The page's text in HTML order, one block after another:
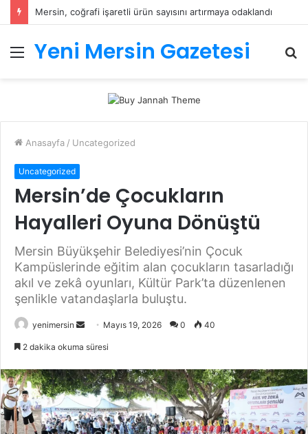
Mersin, coğrafi işaretli ürün sayısını artırmaya odaklandı
Menü
Yeni Mersin Gazetesi
Anasayfa / Uncategorized
Uncategorized
Mersin’de Çocukların
Hayalleri Oyuna Dönüştü
Mersin Büyükşehir Belediyesi’nin Çocuk
Kampüslerinde eğitim alan çocukların tasarladığı
akıl ve zekâ oyunları, Kültür Park’ta düzenlenen
şenlikle vatandaşlarla buluştu.
yenimersin
Bir
göndermek
Mayıs 19, 2026 0 40
2 dakika okuma süresi